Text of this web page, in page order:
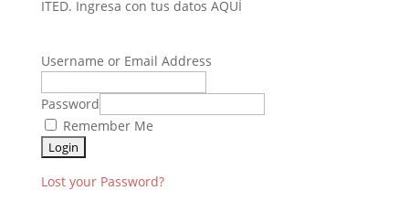
ITED. Ingresa con tus datos AQUÍ
Username or Email Address
Password
Remember Me
Lost your Password?